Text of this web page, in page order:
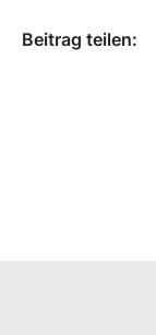
Beitrag teilen: